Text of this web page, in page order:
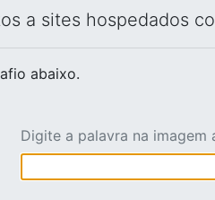
a sites hospedados
abaixo.
Digite a palavra na